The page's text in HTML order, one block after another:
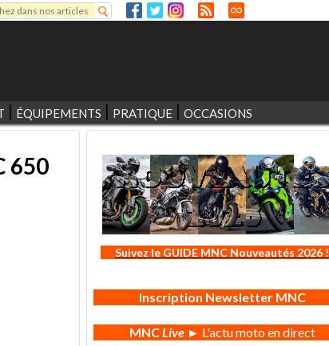
de recherche
ÉQUIPEMENTS PRATIQUE OCCASIONS
650
Suivez le GUIDE MNC Nouveautés 2026 !
Inscription Newsletter MNC
MNCLive► L'actu moto en direct